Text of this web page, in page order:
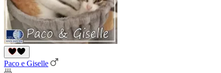
Paco e Giselle